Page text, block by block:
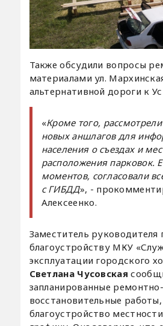
Также обсудили вопросы
материалами ул.
альтернативной дороги к
«Кроме того, рассмотрели
новых аншлагов для
населения о съездах и
расположения парковок.
моментов, согласовали
с ГИБДД», -
Алексеенко.
Заместитель руководителя
благоустройству МКУ
эксплуатации городского
Светлана Чусовская
запланированные ремонтно-
восстановительные
благоустройство